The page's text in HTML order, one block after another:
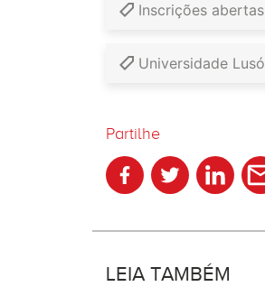
Inscrições abertas
Universidade
Partilhe
LEIA TAMBÉM